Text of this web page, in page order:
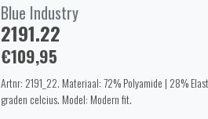
Blue Industry
2191.22
€109,95
Artnr: 2191_22. Materiaal: 72% Polyamide | 28%
graden celcius. Model: Modern fit.